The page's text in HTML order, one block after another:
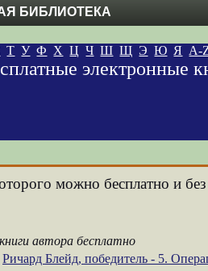
БИБЛИОТЕКА
Т У Ф Х Ц Ч Ш Щ Э Ю Я A-
электронные
можно бесплатно и без
автора бесплатно
Ричард Блейд, победитель - 5.